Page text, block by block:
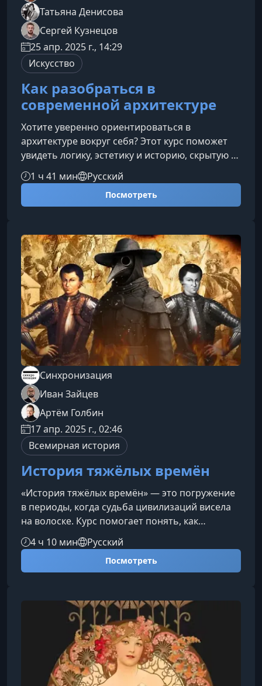
Татьяна Денисова
Сергей Кузнецов
25 апр. 2025 г., 14:29
Искусство
Как разобраться в
современной архитектуре
Хотите уверенно ориентироваться в
архитектуре вокруг себя? Этот курс поможет
увидеть логику, эстетику и историю, скрытую в
привычных зданиях. От модерна до
современной архитектуры — разберём, как
менялись формы, материалы и смыслы, и
«Глазами инженера» мы создали видеокурс,
который простым языком объясняет
архитектурные стили XX и XXI века. Вы узнаете,
чем модерн о
1 ч 41 мин Русский
Посмотреть
Синхронизация
Иван Зайцев
Артём Голбин
17 апр. 2025 г., 02:46
Всемирная история
История тяжёлых времён
«История тяжёлых времён» — это погружение
в периоды, когда судьба цивилизаций висела
на волоске. Курс помогает понять, как
человечество переживало катастрофы, войны,
эпидемии и социальные потрясения, и какие
ключевые уроки прошлого формируют наше
увидите их причины, последствия и узнаете,
как они меняли политический ландшафт,
экономику, культуру и человеческое повед
4 ч 10 мин Русский
Посмотреть